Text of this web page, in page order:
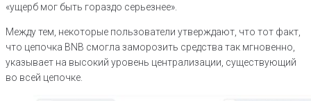
«ущерб мог быть гораздо серьезнее».
Между тем, некоторые пользователи утверждают, что тот факт,
что цепочка BNB смогла заморозить средства так мгновенно,
указывает на высокий уровень централизации, существующий
во всей цепочке.